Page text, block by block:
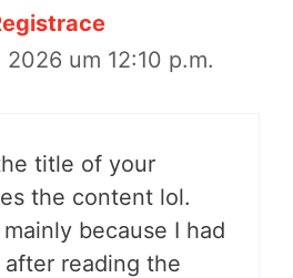
2026 um 12:10 p.m.
title of your
the content lol.
because I had
reading the